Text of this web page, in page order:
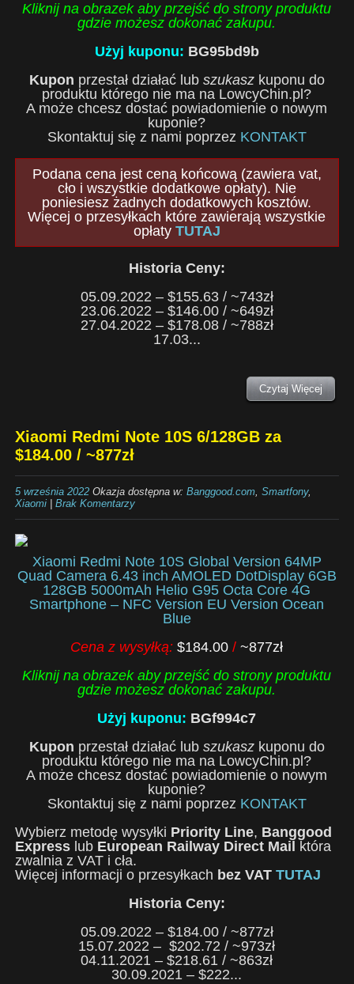
Kliknij na obrazek aby przejść do strony produktu
gdzie możesz dokonać zakupu.
Użyj kuponu: BG95bd9b
Kupon przestał działać lub szukaszkuponu do
produktu którego nie ma na LowcyChin.pl?
A może chcesz dostać powiadomienie o nowym
kuponie?
Skontaktuj się z nami poprzez KONTAKT
Podana cena jest ceną końcową (zawiera vat,
cło i wszystkie dodatkowe opłaty). Nie
poniesiesz żadnych dodatkowych kosztów.
Więcej o przesyłkach które zawierają wszystkie
opłaty TUTAJ
Historia Ceny:
05.09.2022 – $155.63 / ~743zł
23.06.2022 – $146.00 / ~649zł
27.04.2022 – $178.08 / ~788zł
17.03...
Czytaj Więcej
Xiaomi Redmi Note 10S 6/128GB za
$184.00 / ~877zł
5 września 2022Okazja dostępna w: Banggood.com, Smartfony,
Xiaomi| Brak Komentarzy
Xiaomi Redmi Note 10S Global Version 64MP
Quad Camera 6.43 inch AMOLED DotDisplay 6GB
128GB 5000mAh Helio G95 Octa Core 4G
Smartphone – NFC Version EU Version Ocean
Blue
Cena z wysyłką:$184.00/~877zł
Kliknij na obrazek aby przejść do strony produktu
gdzie możesz dokonać zakupu.
Użyj kuponu: BGf994c7
Kupon przestał działać lub szukaszkuponu do
produktu którego nie ma na LowcyChin.pl?
A może chcesz dostać powiadomienie o nowym
kuponie?
Skontaktuj się z nami poprzez KONTAKT
Wybierz metodę wysyłki Priority Line, Banggood
Expresslub European Railway Direct Mail
która
zwalnia z VAT i cła.
Więcej informacji o przesyłkach bez VAT TUTAJ
Historia Ceny:
05.09.2022 – $184.00 / ~877zł
15.07.2022 – $202.72 / ~973zł
04.11.2021 – $218.61 / ~863zł
30.09.2021 – $222...